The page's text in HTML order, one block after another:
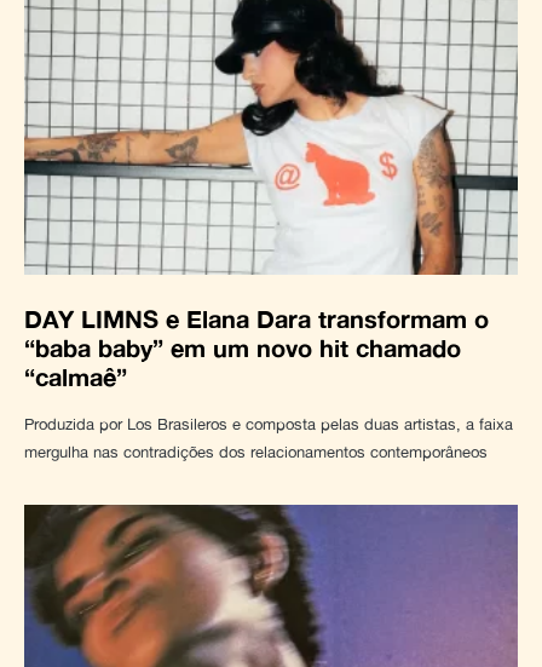
DAY LIMNS e Elana Dara transformam o
“baba baby” em um novo hit chamado
“calmaê”
Produzida por Los Brasileros e composta pelas duas artistas, a faixa
mergulha nas contradições dos relacionamentos contemporâneos